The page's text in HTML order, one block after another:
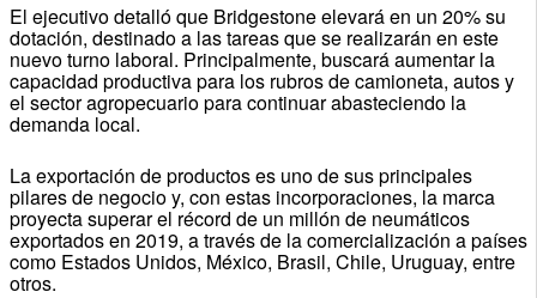
El ejecutivo detalló que Bridgestone elevará en un 20% su
dotación, destinado a las tareas que se realizarán en este
nuevo turno laboral. Principalmente, buscará aumentar la
capacidad productiva para los rubros de camioneta, autos y
el sector agropecuario para continuar abasteciendo la
demanda local.
La exportación de productos es uno de sus principales
pilares de negocio y, con estas incorporaciones, la marca
proyecta superar el récord de un millón de neumáticos
exportados en 2019, a través de la comercialización a países
como Estados Unidos, México, Brasil, Chile, Uruguay, entre
otros.